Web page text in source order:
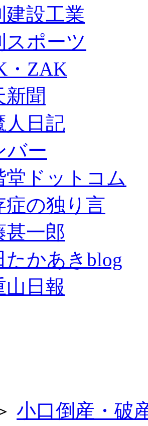
建設工業
スポーツ
・ZAK
新聞
人日記
バー
堂ドットコム
症の独り言
甚一郎
たかあきblog
山日報
小口倒産・破